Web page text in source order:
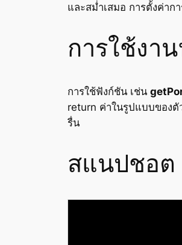
และสม่ำเสมอ การตั้งค่าก
การใช้งา
การใช้ฟังก์ชัน เช่น
return ค่าในรูปแบบของตั
รื่น
สแนปชอต